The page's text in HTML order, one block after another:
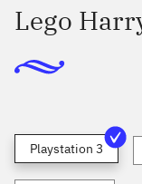
Lego
Playstation 3